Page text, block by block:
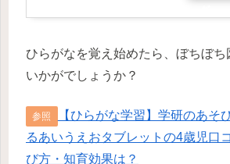
ひらがなを覚え始めたら、ぼちぼち
いかがでしょうか？
参照
【ひらがな学習】学研のあそ
るあいうえおタブレットの4歳児口
び方・知育効果は？